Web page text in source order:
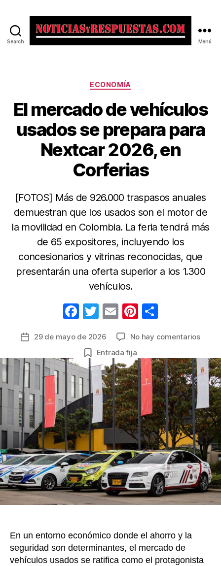
Search Menú
Categorías
ECONOMÍA
El mercado de vehículos
usados se prepara para
Nextcar 2026, en
Corferias
[FOTOS] Más de 926.000 traspasos anuales
demuestran que los usados son el motor de
la movilidad en Colombia. La feria tendrá más
de 65 expositores, incluyendo los
concesionarios y vitrinas reconocidas, que
presentarán una oferta superior a los 1.300
vehículos.
F
c
e
b
o
o
k
T
itt
er
E
ail
Pi
er
e
st
m
p
ar
tir
Fecha
la
entrada
29 de mayo de 2026 No hay comentariosen
de
para
2026,
en
Entrada fija
En un entorno económico donde el ahorro y la
seguridad son determinantes, el mercado de
vehículos usados se ratifica como el protagonista